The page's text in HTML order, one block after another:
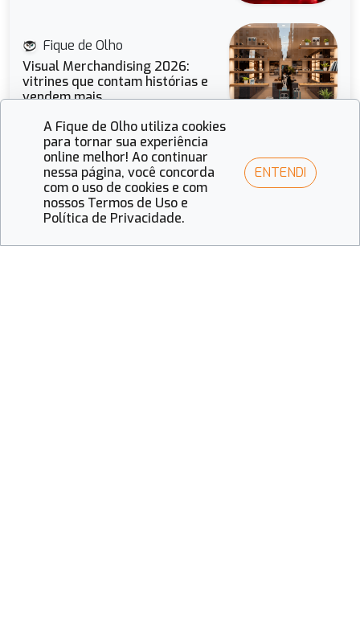
Fique de Olho
Visual Merchandising 2026:
vitrines que contam histórias e
vendem mais
Fique de Olho
Guia completo das feiras ópticas
em 2026
A Fique de Olho utiliza cookies
para tornar sua experiência
online melhor! Ao continuar
nessa página, você concorda
com o uso de cookies e com
nossos Termos de Uso e
Política de Privacidade.
ENTENDI